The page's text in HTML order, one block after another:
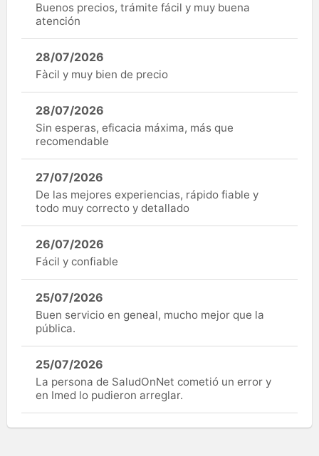
Buenos precios, trámite fácil y muy buena
atención
28/07/2026
Fàcil y muy bien de precio
28/07/2026
Sin esperas, eficacia máxima, más que
recomendable
27/07/2026
De las mejores experiencias, rápido fiable y
todo muy correcto y detallado
26/07/2026
Fácil y confiable
25/07/2026
Buen servicio en geneal, mucho mejor que la
pública.
25/07/2026
La persona de SaludOnNet cometió un error y
en Imed lo pudieron arreglar.